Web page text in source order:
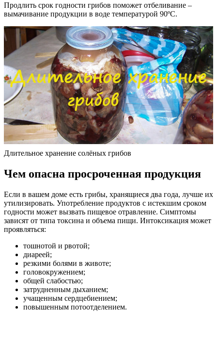
Продлить срок годности грибов поможет отбеливание –
вымачивание продукции в воде температурой 90ºС.
Длительное хранение солёных грибов
Чем опасна просроченная продукция
Если в вашем доме есть грибы, хранящиеся два года, лучше их
утилизировать. Употребление продуктов с истекшим сроком
годности может вызвать пищевое отравление. Симптомы
зависят от типа токсина и объема пищи. Интоксикация может
проявляться:
тошнотой и рвотой;
диареей;
резкими болями в животе;
головокружением;
общей слабостью;
затрудненным дыханием;
учащенным сердцебиением;
повышенным потоотделением.